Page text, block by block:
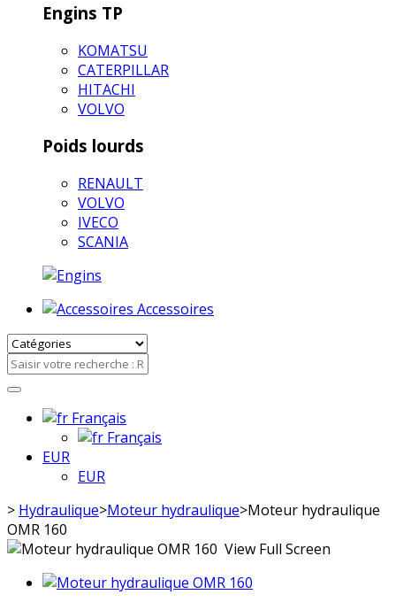
Engins TP
KOMATSU
CATERPILLAR
HITACHI
VOLVO
Poids lourds
RENAULT
VOLVO
IVECO
SCANIA
Accessoires
Français
Français
EUR
EUR
> Hydraulique>Moteur hydraulique>Moteur hydraulique
OMR 160
View Full Screen